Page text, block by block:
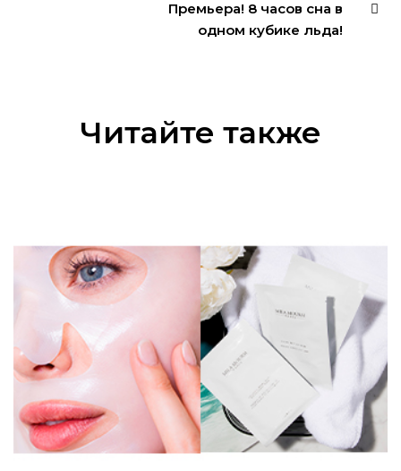
Премьера! 8 часов сна в
одном кубике льда!
Читайте также